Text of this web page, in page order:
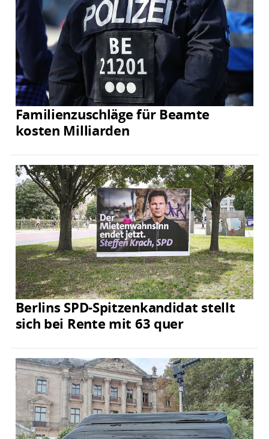
Familienzuschläge für Beamte
kosten Milliarden
Berlins SPD-Spitzenkandidat stellt
sich bei Rente mit 63 quer